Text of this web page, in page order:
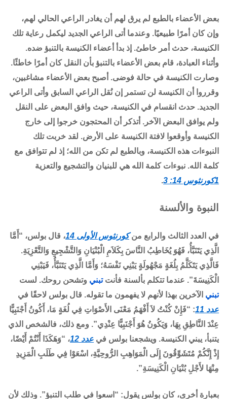
بعض الأعضاء بالطبع لم يرق لهم أن يغادر الراعي الحالي لهم،
وإن كان أمرًا طبيعيًا. وعندما أتى الراعي الجديد ليكمل رعاية تلك
الكنيسة، حدث أمر خاطئ. إذ بدأ أعضاء الكنيسة بالتنبؤ ضده.
وأثناء العبادة، قام بعض الأعضاء بالتنبؤ بأن النقل كان أمرًا خاطئًا.
وصارت الكنيسة في حالة فوضى. أصبح بعض الأعضاء مشاغبين،
وقرروا أن الكنيسة لن تستمر إن نُقل الراعي السابق وأتى الراعي
الجديد. حدث انقسام في الكنيسة، حيث وافق البعض على النقل
ولم يوافق البعض الآخر. أتذكر أن المحتجون خرجوا إلى خارج
الكنيسة وأوقعوا لافتة الكنيسة على الأرض. لقد خربت تلك
النبوءات هذه الكنيسة، وبالطبع لم تكن من الله؛ إذ لم تتوافق مع
كلمة الله. نبوءات كلمة الله هي للبنيان والتشجيع والتعزية
1كورنثوس 14: 3
.
النبوة والألسنة
في العدد الثالث والرابع منكورنثوس الأولى 14
، قال بولس، “أَمَّا
الَّذِي يَتَنَبَّأُ، فَهُوَ يُخَاطِبُ النَّاسَ بِكَلاَمِ الْبُنْيَانِ وَالتَّشْجِيعِ وَالتَّعْزِيَةِ.
فَالَّذِي يَتَكَلَّمُ بِلُغَةٍ مَجْهُولَةٍ يَبْنِي نَفْسَهُ؛ وَأَمَّا الَّذِي يَتَنَبَّأُ، فَيَبْنِي
الْكَنِيسَةَ”. عندما تتكلم بألسنة فأنتتبني وتشحن روحك. لست
تبني الآخرين بهذا لأنهم لا يفهمون ما تقوله. قال بولس لاحقًا في
عدد 11
: “فَإِنْ كُنْتُ لاَ أَفْهَمُ مَعْنَى الأَصْوَاتِ فِي لُغَةٍ مَا، أَكُونُ أَجْنَبِيًّا
عِنْدَ النَّاطِقِ بِهَا، وَيَكُونُ هُوَ أَجْنَبِيًّا عِنْدِي”. ومع ذلك، فالشخص الذي
يتنبأ، يبني الكنيسة. ويشجعنا بولس في عدد 12
، “وَهَكَذَا أَنْتُمْ أَيْضًا،
إِذْ إِنَّكُمْ مُتَشَوِّقُونَ إِلَى الْمَوَاهِبِ الرُّوحِيَّةِ، اسْعَوْا فِي طَلَبِ الْمَزِيدِ
مِنْهَا لأَجْلِ بُنْيَانِ الْكَنِيسَةِ”.
بعبارة أخرى، كان بولس يقول: “اسعوا في طلب التنبؤ”. وذلك لأن